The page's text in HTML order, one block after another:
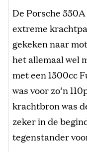
De Porsche
extreme
gekeken naar
het allemaal wel
met een 1500cc
was voor zo’n
krachtbron was
zeker in de
tegenstander